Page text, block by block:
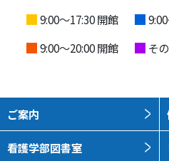
9:00～17:30 開館
9:00～20:00 開館
そ
ご案内
看護学部図書室